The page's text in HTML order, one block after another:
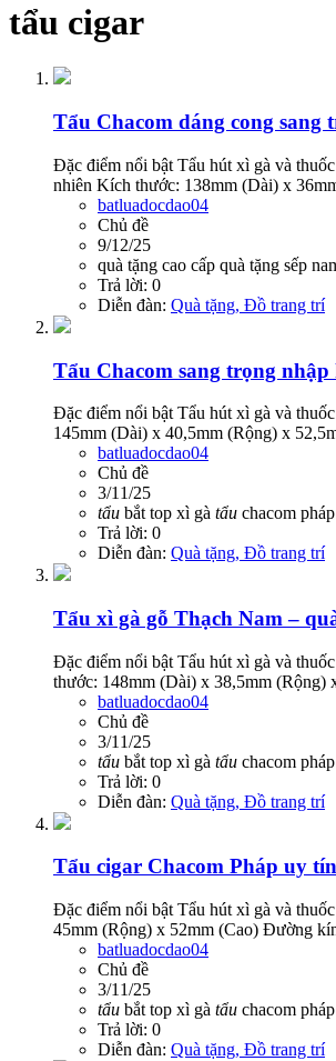
tẩu cigar
Tẩu Chacom dáng cong sang
Đặc điểm nổi bật Tẩu hút xì gà và
nhiên Kích thước: 138mm (Dài) x
batluadocdao04
Chủ đề
9/12/25
quà tặng cao cấp quà tặng sếp
Trả lời: 0
Diễn đàn: Quà tặng, Đồ trang trí
Tẩu Chacom sang trọng
Đặc điểm nổi bật Tẩu hút xì gà và
145mm (Dài) x 40,5mm (Rộng) x
batluadocdao04
Chủ đề
3/11/25
tẩu bắt top xì gà tẩu chacom pháp
Trả lời: 0
Diễn đàn: Quà tặng, Đồ trang trí
Tẩu xì gà gỗ Thạch Nam –
Đặc điểm nổi bật Tẩu hút xì gà và
thước: 148mm (Dài) x 38,5mm (Rộng)
batluadocdao04
Chủ đề
3/11/25
tẩu bắt top xì gà tẩu chacom pháp
Trả lời: 0
Diễn đàn: Quà tặng, Đồ trang trí
Tẩu cigar Chacom Pháp uy
Đặc điểm nổi bật Tẩu hút xì gà và
45mm (Rộng) x 52mm (Cao) Đường
batluadocdao04
Chủ đề
3/11/25
tẩu bắt top xì gà tẩu chacom pháp
Trả lời: 0
Diễn đàn: Quà tặng, Đồ trang trí